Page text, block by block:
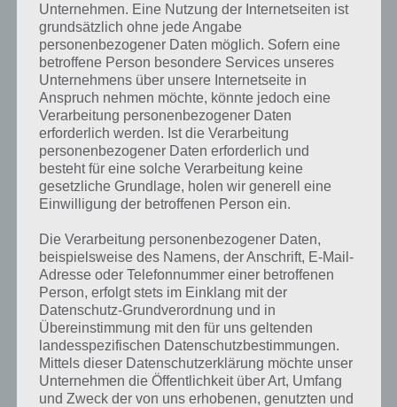
Kurze Begriffserklärung zur Lösung Zins
Zins ist die Lösung für das tägliche Bonus Rätsel am 14.3.2020 in 4
Unternehmen. Eine Nutzung der Internetseiten ist
grundsätzlich ohne jede Angabe
personenbezogener Daten möglich. Sofern eine
betroffene Person besondere Services unseres
Unternehmens über unsere Internetseite in
Anspruch nehmen möchte, könnte jedoch eine
Verarbeitung personenbezogener Daten
erforderlich werden. Ist die Verarbeitung
personenbezogener Daten erforderlich und
besteht für eine solche Verarbeitung keine
gesetzliche Grundlage, holen wir generell eine
Einwilligung der betroffenen Person ein.
Die Verarbeitung personenbezogener Daten,
beispielsweise des Namens, der Anschrift, E-Mail-
Adresse oder Telefonnummer einer betroffenen
Person, erfolgt stets im Einklang mit der
Datenschutz-Grundverordnung und in
Übereinstimmung mit den für uns geltenden
landesspezifischen Datenschutzbestimmungen.
Mittels dieser Datenschutzerklärung möchte unser
Unternehmen die Öffentlichkeit über Art, Umfang
und Zweck der von uns erhobenen, genutzten und